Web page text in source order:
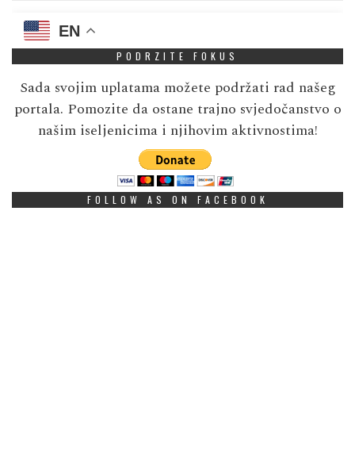
EN
PODRZITE FOKUS
Sada svojim uplatama možete podržati rad našeg
portala. Pomozite da ostane trajno svjedočanstvo o
našim iseljenicima i njihovim aktivnostima!
FOLLOW AS ON FACEBOOK